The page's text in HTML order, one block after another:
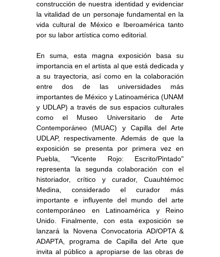
construcción de nuestra identidad y evidenciar
la vitalidad de un personaje fundamental en la
vida cultural de México e Iberoamérica tanto
por su labor artística como editorial.
En suma, esta magna exposición basa su
importancia en el artista al que está dedicada y
a su trayectoria, así como en la colaboración
entre dos de las universidades más
importantes de México y Latinoamérica (UNAM
y UDLAP) a través de sus espacios culturales
como el Museo Universitario de Arte
Contemporáneo (MUAC) y Capilla del Arte
UDLAP, respectivamente. Además de que la
exposición se presenta por primera vez en
Puebla, "Vicente Rojo: Escrito/Pintado"
representa la segunda colaboración con el
historiador, crítico y curador, Cuauhtémoc
Medina, considerado el curador más
importante e influyente del mundo del arte
contemporáneo en Latinoamérica y Reino
Unido. Finalmente, con esta exposición se
lanzará la Novena Convocatoria AD/OPTA &
ADAPTA, programa de Capilla del Arte que
invita al público a apropiarse de las obras de